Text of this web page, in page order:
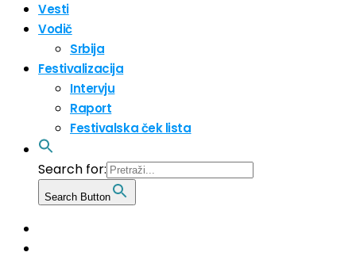
Vesti
Vodič
Srbija
Festivalizacija
Intervju
Raport
Festivalska ček lista
Search for:
Search Button